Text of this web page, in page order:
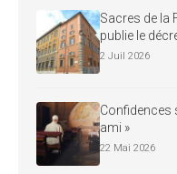
Sacres de la
publie le
2 Juil 2026
Confidences
ami »
22 Mai 2026